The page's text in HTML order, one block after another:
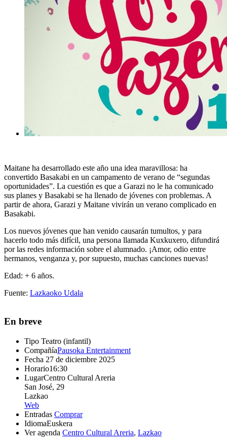
Maitane ha desarrollado este año una idea maravillosa: ha
convertido Basakabi en un campamento de verano de “segundas
oportunidades”. La cuestión es que a Garazi no le ha comunicado
sus planes y Basakabi se ha llenado de jóvenes con problemas. A
partir de ahora, Garazi y Maitane vivirán un verano complicado en
Basakabi.
Los nuevos jóvenes que han venido causarán tumultos, y para
hacerlo todo más difícil, una persona llamada Kuxkuxero, difundirá
por las redes información sobre el alumnado. ¡Amor, odio entre
hermanos, venganza y, por supuesto, muchas canciones nuevas!
Edad: + 6 años.
Fuente: Lazkaoko Udala
En breve
Tipo Teatro (infantil)
CompañíaPausoka Entertainment
Fecha 27 de diciembre 2025
Horario16:30
LugarCentro Cultural Areria
San José, 29
Lazkao
Web
Entradas Comprar
IdiomaEuskera
Ver agenda Centro Cultural Areria, Lazkao